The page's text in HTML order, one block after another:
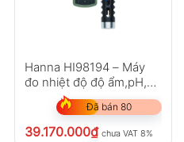
Hanna HI98194 – Máy
đo nhiệt độ độ ẩm,pH,
ORP, EC, TDS, Độ mặn,
DO, Áp suấtĐã bán 80
39.170.000₫ chưa VAT 8%